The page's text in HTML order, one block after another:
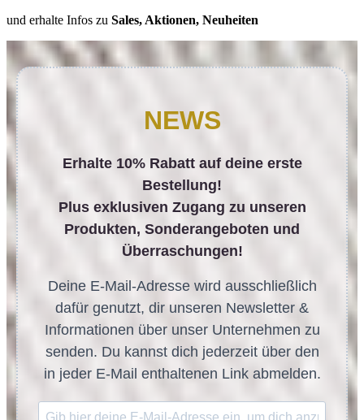
und erhalte Infos zu Sales, Aktionen, Neuheiten
NEWS
Erhalte 10% Rabatt auf deine erste
Bestellung!
Plus exklusiven Zugang zu unseren
Produkten, Sonderangeboten und
Überraschungen!
Deine E-Mail-Adresse wird ausschließlich
dafür genutzt, dir unseren Newsletter &
Informationen über unser Unternehmen zu
senden. Du kannst dich jederzeit über den
in jeder E-Mail enthaltenen Link abmelden.